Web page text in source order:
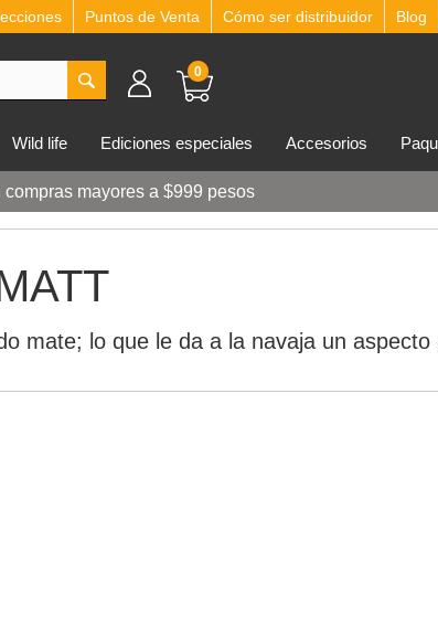
Puntos de Venta Cómo ser distribuidor Blog
0
wild life ediciones especiales accesorios
mayores a $999 pesos
mate; lo que le da a la navaja un aspecto